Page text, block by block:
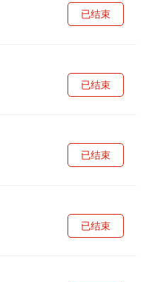
已结束
已结束
已结束
已结束